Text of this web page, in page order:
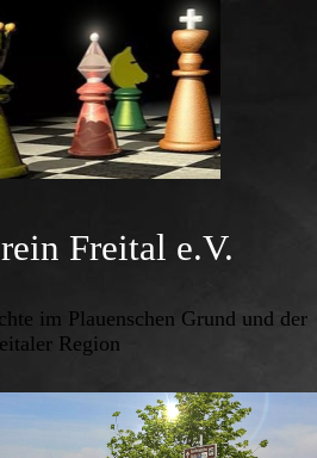
Freital e.V.
im Plauenschen Grund und der
Region